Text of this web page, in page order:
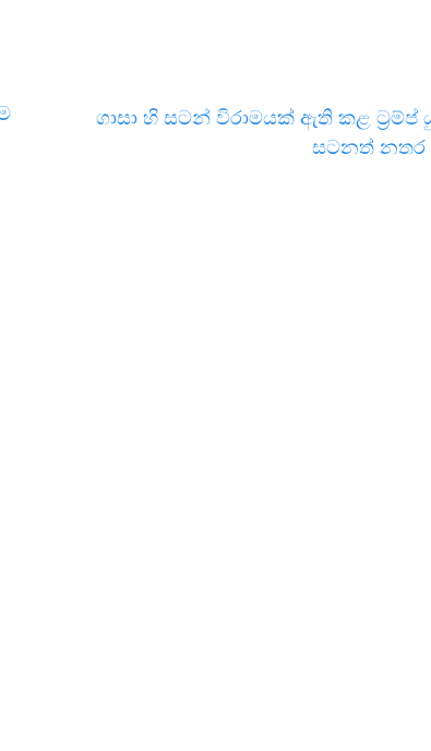
ගාසා හි සටන් විරාමයක් ඇති කළ ට්‍රම්ප්
සටනත් නතර